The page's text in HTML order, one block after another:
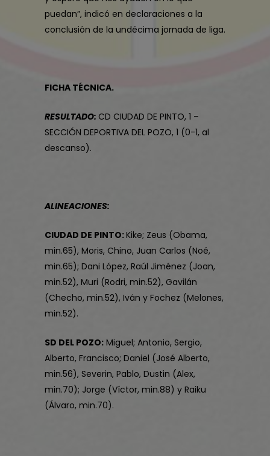
puedan”, indicó en declaraciones a la
conclusión de la undécima jornada de liga.
FICHA TÉCNICA.
RESULTADO: CD CIUDAD DE PINTO, 1 –
SECCIÓN DEPORTIVA DEL POZO, 1 (0-1, al
descanso).
ALINEACIONES:
CIUDAD DE PINTO:Kike; Zeus (Obama,
min.65), Moris, Chino, Juan Carlos (Noé,
min.65); Dani López, Raúl Jiménez (Joan,
min.52), Muri (Rodri, min.52), Gavilán
(Checho, min.52), Iván y Fochez (Melones,
min.52).
SD DEL POZO: Miguel; Antonio, Sergio,
Alberto, Francisco; Daniel (José Alberto,
min.56), Severin, Pablo, Dustin (Alex,
min.70); Jorge (Víctor, min.88) y Raiku
(Álvaro, min.70).